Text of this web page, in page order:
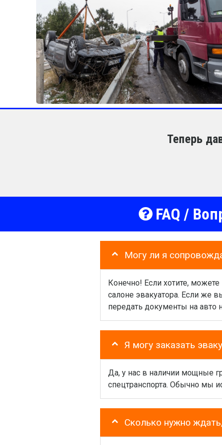
Теперь
FAQ /
Могу ли я
Конечно! Если хотите,
салоне эвакуатора. Если же
передать документы на
Я могу заказать
Да, у нас в наличии мощные
спецтранспорта. Обычно мы
Сколько нужно